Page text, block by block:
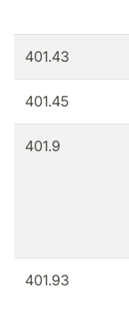
401.43
401.45
401.9
401.93